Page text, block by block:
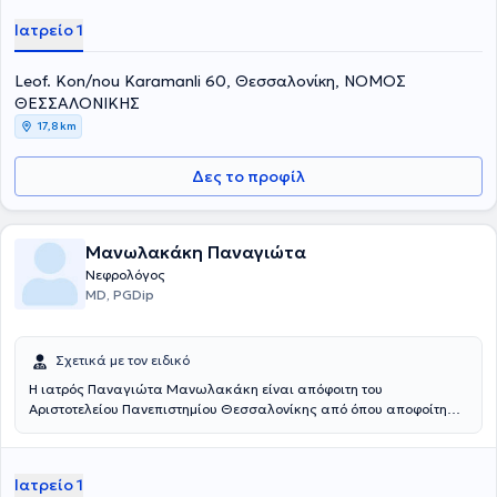
Ιατρείο 1
Leof. Kon/nou Karamanli 60, Θεσσαλονίκη, ΝΟΜΟΣ
ΘΕΣΣΑΛΟΝΙΚΗΣ
17,8 km
Δες το προφίλ
Μανωλακάκη Παναγιώτα
Νεφρολόγος
MD, PGDip
Σχετικά με τον ειδικό
Η ιατρός Παναγιώτα Μανωλακάκη είναι απόφοιτη του
Αριστοτελείου Πανεπιστημίου Θεσσαλονίκης από όπου αποφοίτησε
"Χατζηκώστα" και στις μεταμοσχεύσεις νεφρού στο
ειδικότητας το 2017. Εργάσθηκε επί διετίας στο Γ.Ν. Κατερίνης σε
Ιατρείο 1